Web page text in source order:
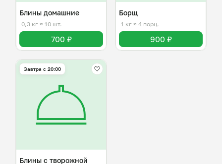
Блины домашние
0,3 кг ≈ 10 шт.
700 ₽
Борщ
1 кг ≈ 4 порц.
900 ₽
Завтра c 20:00
Блины с творожной